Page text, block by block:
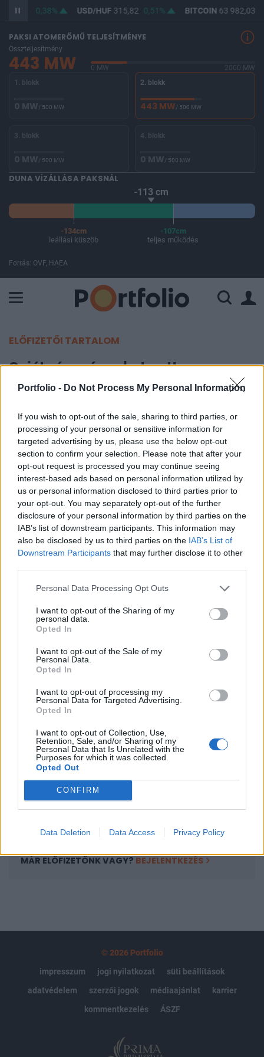
Portfolio - Do Not Process My Personal Information
If you wish to opt-out of the sale, sharing to third parties, or
processing of your personal or sensitive information for
targeted advertising by us, please use the below opt-out
section to confirm your selection. Please note that after your
opt-out request is processed you may continue seeing
interest-based ads based on personal information utilized by
us or personal information disclosed to third parties prior to
your opt-out. You may separately opt-out of the further
disclosure of your personal information by third parties on the
IAB’s list of downstream participants. This information may
also be disclosed by us to third parties on the IAB’s List of
Downstream Participants that may further disclose it to other
Personal Data Processing Opt Outs
I want to opt-out of the Sharing of my
personal data.
Opted In
I want to opt-out of the Sale of my
Personal Data.
Opted In
I want to opt-out of processing my
Personal Data for Targeted Advertising.
Opted In
I want to opt-out of Collection, Use,
Retention, Sale, and/or Sharing of my
Personal Data that Is Unrelated with the
Purposes for which it was collected.
Opted Out
CONFIRM
Data Deletion Data Access Privacy Policy
364,54 0,38% USD/HUF315,82 0,51% BITCOIN63 982,03
PAKSI ATOMERŐMŰ TELJESÍTMÉNYE
Összteljesítmény
443 MW 0 MW
2000 MW
1. blokk
0 MW/ 500 MW
2. blokk
443 MW/ 500 MW
3. blokk
0 MW/ 500 MW
4. blokk
0 MW/ 500 MW
DUNA VÍZÁLLÁSA PAKSNÁL
-113 cm
-134cm
leállási küszöb
-107cm
teljes működés
Forrás: OVF, HAEA
ELŐFIZETŐI TARTALOM
Saját részvényeket vett a
TvNetWork
Portfolio
2010. július 29. 08:42
Saját részvényeket vett tegnap a TvNetWork, a
társaság bejelentette, hogy a tőzsdei
kereskedésben 199,500 darab részvényt vásárolt
300 forintos átlagáron, a KBC Equitas mint
befektetési szolgáltató segítségével.
A tőzsdén kívüli kereskedésben további 2,000,000 darab
testesít meg. A TvNetWork továbbá közölte, Nemes Attila
részvényét. A tegnapi napon 3,300 darab részvényt
értékesített 300 forintos átlagáron...
KEDVES OLVASÓNK!
A keresett cikk a portfolio.hu hírarchívumához
tartozik, melynek olvasása előfizetéses
Az előfizetés a következőket tartalmazza:
Portfolio.hu teljes cikkarchívum
Kötéslisták: BÉT elmúlt 2 év napon belüli
kötéslistái
MÁR ELŐFIZETŐNK VAGY? BEJELENTKEZÉS
© 2026 Portfolio
impresszum
jogi nyilatkozat
süti beállítások
adatvédelem
szerzői jogok médiaajánlat
karrier
kommentkezelés
ÁSZF